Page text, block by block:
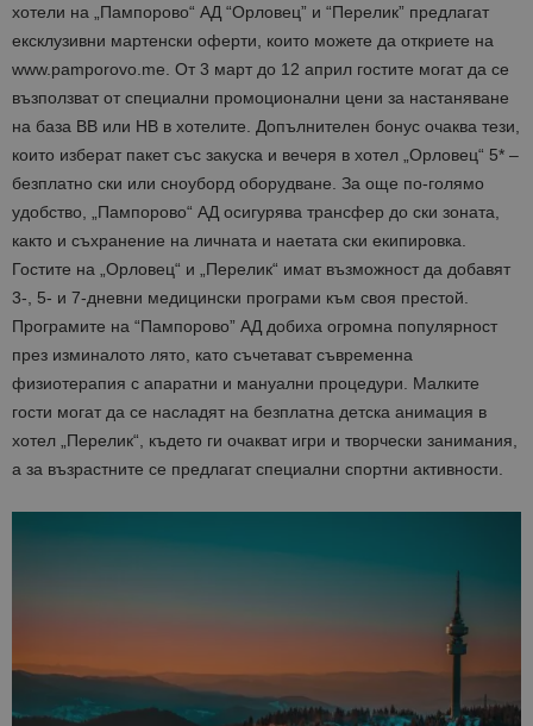
хотели на „Пампорово“ АД “Орловец” и “Перелик” предлагат
ексклузивни мартенски оферти, които можете да откриете на
www.pamporovo.me. От 3 март до 12 април гостите могат да се
възползват от специални промоционални цени за настаняване
на база BB или HB в хотелите. Допълнителен бонус очаква тези,
които изберат пакет със закуска и вечеря в хотел „Орловец“ 5* –
безплатно ски или сноуборд оборудване. За още по-голямо
удобство, „Пампорово“ АД осигурява трансфер до ски зоната,
както и съхранение на личната и наетата ски екипировка.
Гостите на „Орловец“ и „Перелик“ имат възможност да добавят
3-, 5- и 7-дневни медицински програми към своя престой.
Програмите на “Пампорово” АД добиха огромна популярност
през изминалото лято, като съчетават съвременна
физиотерапия с апаратни и мануални процедури. Малките
гости могат да се насладят на безплатна детска анимация в
хотел „Перелик“, където ги очакват игри и творчески занимания,
а за възрастните се предлагат специални спортни активности.